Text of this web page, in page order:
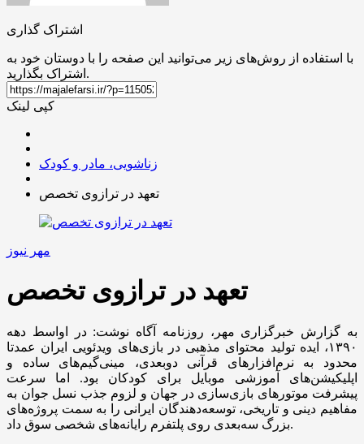
اشتراک گذاری
با استفاده از روش‌های زیر می‌توانید این صفحه را با دوستان خود به
اشتراک بگذارید.
کپی لینک
زناشویی، مادر و کودک
تعهد در ترازوی تخصص
مهر نیوز
تعهد در ترازوی تخصص
به گزارش خبرگزاری مهر، روزنامه آگاه نوشت: در اواسط دهه
۱۳۹۰، ایده تولید محتوای مذهبی در بازی‌های ویدئویی ایران عمدتا
محدود به نرم‌افزارهای قرآنی دوبعدی، مینی‌گیم‌های ساده و
اپلیکیشن‌های آموزشی موبایل برای کودکان بود. اما سرعت
پیشرفت موتورهای بازی‌سازی در جهان و لزوم جذب نسل جوان به
مفاهیم دینی و تاریخی، توسعه‌دهندگان ایرانی را به سمت پروژه‌های
بزرگ سه‌بعدی روی پلتفرم رایانه‌های شخصی سوق داد.